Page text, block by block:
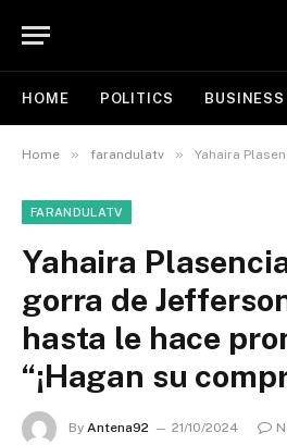
HOME POLITICS BUSINESS
Home » farandulatv » Yahaira Plasencia se luce con gorra
FARANDULATV
Yahaira
gorra de
hasta le hace
“¡Hagan su
By Antena92 21/10/2024